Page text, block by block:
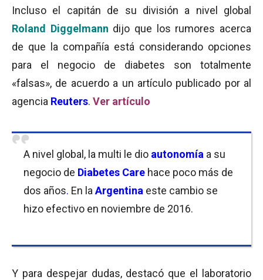
Incluso el capitán de su división a nivel global
Roland Diggelmann dijo que los rumores acerca
de que la compañía está considerando opciones
para el negocio de diabetes son totalmente
«falsas», de acuerdo a un artículo publicado por al
agencia Reuters. Ver artículo
A nivel global, la multi le dio autonomía a su
negocio de Diabetes Care hace poco más de
dos años. En la Argentina este cambio se
hizo efectivo en noviembre de 2016.
Y para despejar dudas, destacó que el laboratorio